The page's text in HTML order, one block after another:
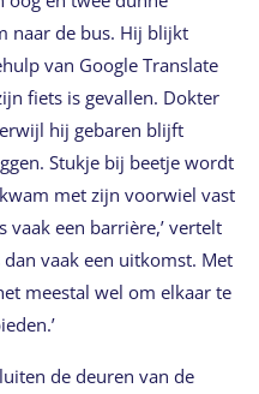
naar de bus. Hij blijkt
van Google Translate
fiets is gevallen. Dokter
hij gebaren blijft
Stukje bij beetje wordt
met zijn voorwiel vast
vaak een barrière,’ vertelt
dan vaak een uitkomst. Met
meestal wel om elkaar te
de deuren van de